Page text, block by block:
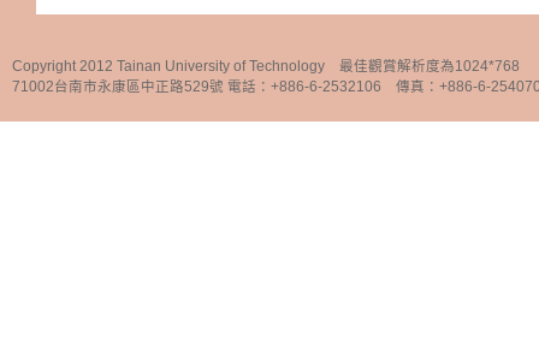
Copyright 2012 Tainan University of Technology 最佳觀賞解析度為1024*768
71002台南市永康區中正路529號 電話：+886-6-2532106 傳真：+886-6-